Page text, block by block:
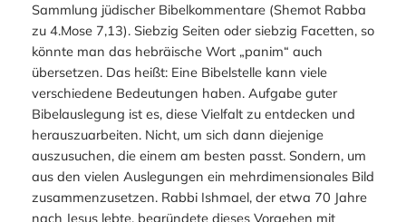
Sammlung jüdischer Bibelkommentare (Shemot Rabba
zu 4.Mose 7,13). Siebzig Seiten oder siebzig Facetten, so
könnte man das hebräische Wort „panim“ auch
übersetzen. Das heißt: Eine Bibelstelle kann viele
verschiedene Bedeutungen haben. Aufgabe guter
Bibelauslegung ist es, diese Vielfalt zu entdecken und
herauszuarbeiten. Nicht, um sich dann diejenige
auszusuchen, die einem am besten passt. Sondern, um
aus den vielen Auslegungen ein mehrdimensionales Bild
zusammenzusetzen. Rabbi Ishmael, der etwa 70 Jahre
nach Jesus lebte, begründete dieses Vorgehen mit